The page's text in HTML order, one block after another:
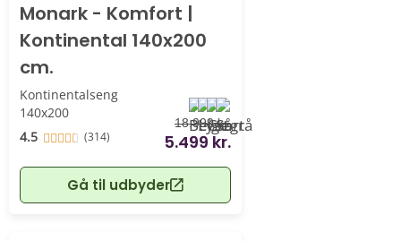
Monark - Komfort |
Kontinental 140x200
cm.
Kontinentalseng
140x200
4.5
(314)
18.999 kr.
5.499 kr.
Gå til udbyder